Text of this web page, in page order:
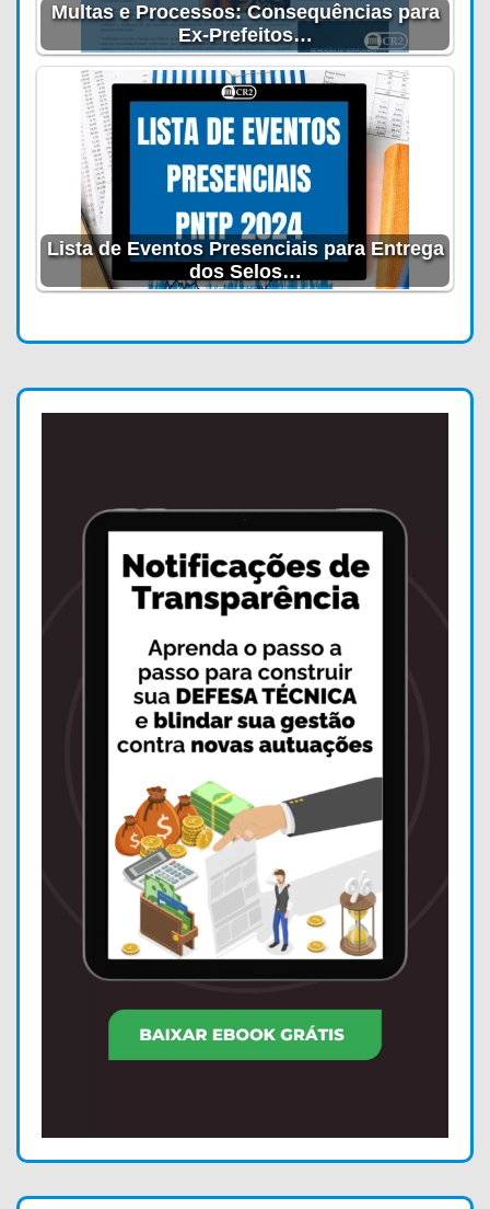
Multas e Processos: Consequências para
Ex-Prefeitos…
Lista de Eventos Presenciais para Entrega
dos Selos…